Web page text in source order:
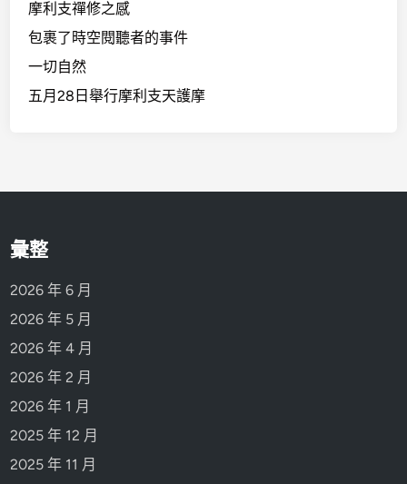
摩利支禪修之感
包裹了時空閱聽者的事件
一切自然
五月28日舉行摩利支天護摩
彙整
2026 年 6 月
2026 年 5 月
2026 年 4 月
2026 年 2 月
2026 年 1 月
2025 年 12 月
2025 年 11 月